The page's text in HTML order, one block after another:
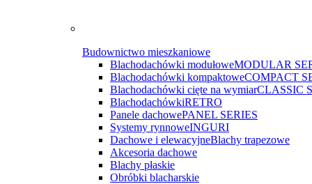
Budownictwo mieszkaniowe
Blachodachówki modułoweMODULAR
Blachodachówki kompaktoweCOMPACT
Blachodachówki cięte na wymiarCLASSIC
BlachodachówkiRETRO
Panele dachowePANEL SERIES
Systemy rynnoweINGURI
Dachowe i elewacyjneBlachy trapezowe
Akcesoria dachowe
Blachy płaskie
Obróbki blacharskie